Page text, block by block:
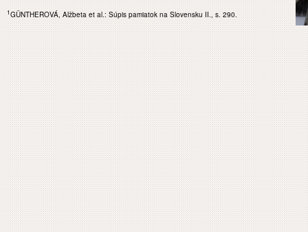
1GÜNTHEROVÁ, Alžbeta et al.: Súpis pamiatok na Slovensku II., s. 290.